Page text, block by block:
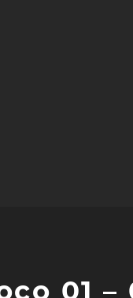
01 –